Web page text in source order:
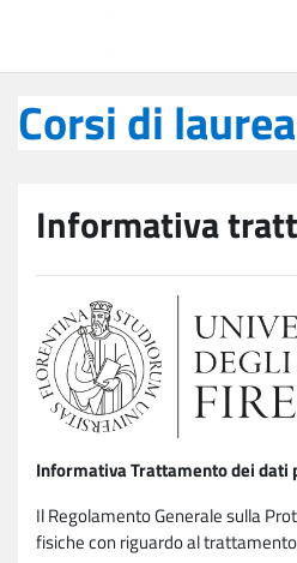
Corsi di
Informativa
Informativa Trattamento dei dati
Il Regolamento Generale sulla
fisiche con riguardo al